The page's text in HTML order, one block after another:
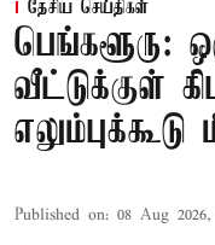
தேசிய செய்திகள்
பெங்களூரு:
வீட்டுக்குள்
எலும்புக்கூடு
Published on: 08 Aug